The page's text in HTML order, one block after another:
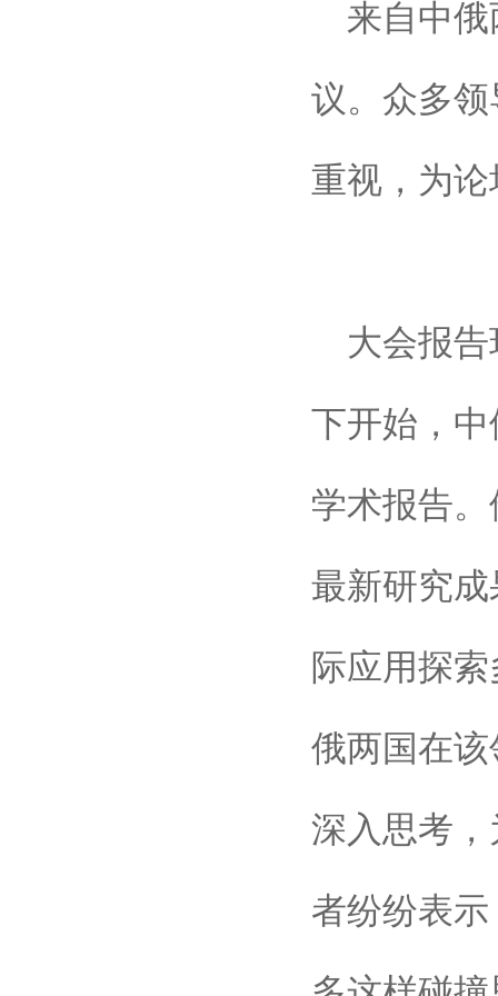
来自中
议。众多
重视，为
大会报
下开始，
学术报告
最新研究
际应用探
俄两国在该
深入思考
者纷纷表